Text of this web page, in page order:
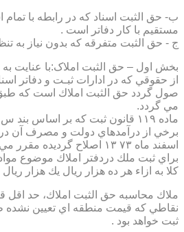
ب- حق الثبت اسناد كه در رابطه با تمام
مستقيم با كار دفاتر است .
ج - حق الثبت متفرقه كه بدون نياز به
از حقوقي كه در ادارات ثبـت و دفاتر
مي گردد.
ماده ۱۱۹ قانون ثبت كه بر اساس
اسفند ماه ۷۳ ۱۳ اصلاح گرديده مقرر مي دارد:
كلا به ازاء هر ده هزار ريال يك هزار
ملاك محاسبه حق الثبت املاك، حد اقل
نقاطي كه قيمت منطقه اي تعيين نشده
ثبت خواهد بود .